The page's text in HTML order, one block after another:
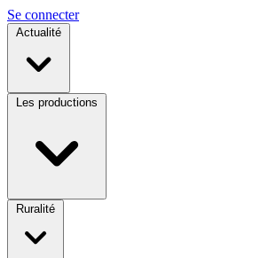
Se connecter
Actualité
Les productions
Ruralité